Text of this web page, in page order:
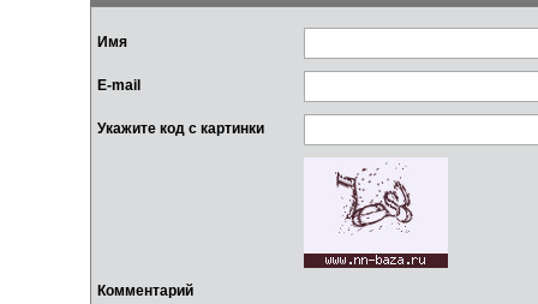
Имя
E-mail
Укажите код с картинки
Комментарий